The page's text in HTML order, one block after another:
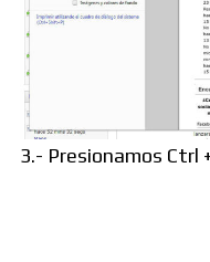
3.- Presionamos Ctrl